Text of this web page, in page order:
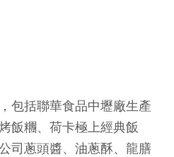
包括聯華食品中壢廠生產
飯糰、荷卡極上經典飯
司蔥頭醬、油蔥酥、龍膳